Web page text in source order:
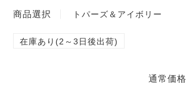
商品選択 トパーズ＆アイボリー
在庫あり(2～3日後出荷)
通常価格